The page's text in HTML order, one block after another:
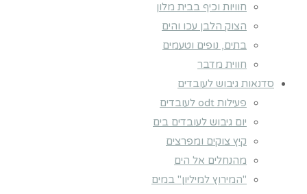
חוויות וכיף בבית מלון
הצוק הלבן עכו והים
בתים, נופים וטעמים
חווית מדבר
סדנאות גיבוש לעובדים
פעילות odt לעובדים
יום גיבוש לעובדים בים
קיץ צוקים ומפרצים
מהנחלים אל הים
"המירוץ למיליון" במים